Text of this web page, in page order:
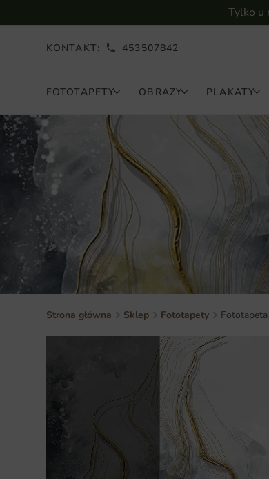
Tylko u
KONTAKT: 453507842
FOTOTAPETY OBRAZY PLAKATY
Strona główna Sklep Fototapety Fototapeta